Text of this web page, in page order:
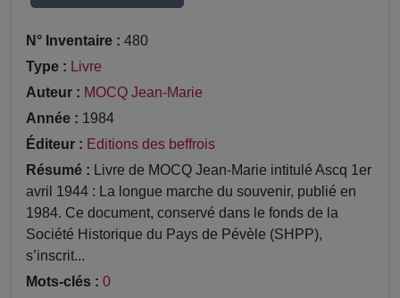
N° Inventaire : 480
Type : Livre
Auteur : MOCQ Jean-Marie
Année : 1984
Éditeur : Editions des beffrois
Résumé : Livre de MOCQ Jean-Marie intitulé Ascq 1er
avril 1944 : La longue marche du souvenir, publié en
1984. Ce document, conservé dans le fonds de la
Société Historique du Pays de Pévèle (SHPP),
s’inscrit...
Mots-clés : 0